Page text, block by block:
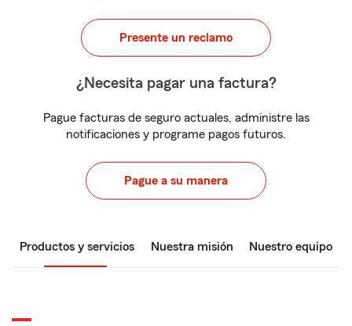
Presente un reclamo
¿Necesita pagar una factura?
Pague facturas de seguro actuales, administre las
notificaciones y programe pagos futuros.
Pague a su manera
Productos y servicios Nuestra misión Nuestro equipo